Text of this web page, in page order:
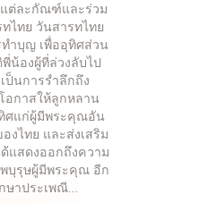
แต่ละกัณฑ์และร่วม
ไทย วันสารทไทย
ทำบุญ เพื่ออุทิศส่วน
น้องผู้ที่ล่วงลับไป
ป็นการรำลึกถึง
อกาสให้ลูกหลาน
ศแก่ผู้มีพระคุณอัน
งไทย และส่งเสริม
แสดงออกถึงความ
บุรุษผู้มีพระคุณ อีก
ษาประเพณี…